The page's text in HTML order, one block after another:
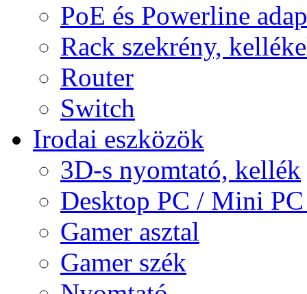
PoE és Powerline
Rack szekrény,
Router
Switch
Irodai eszközök
3D-s nyomtató, kellék
Desktop PC / Mini
Gamer asztal
Gamer szék